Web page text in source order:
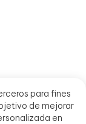
para fines
de mejorar
en